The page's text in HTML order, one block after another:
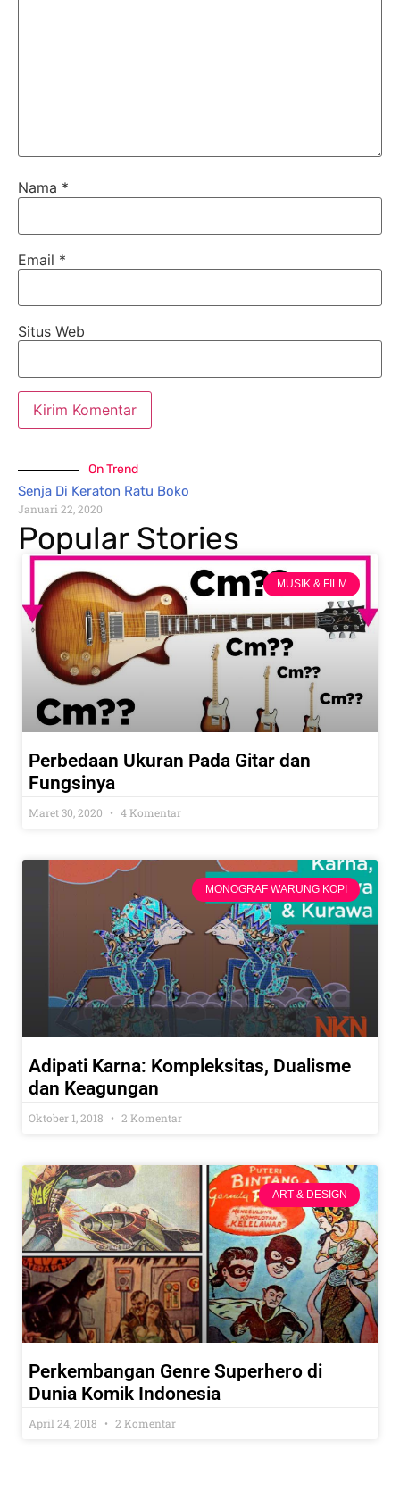
Nama *
Email *
Situs Web
On Trend
Senja Di Keraton Ratu Boko
Januari 22, 2020
Popular Stories
MUSIK & FILM
Perbedaan Ukuran Pada Gitar dan
Fungsinya
Maret 30, 2020 4 Komentar
MONOGRAF WARUNG KOPI
Adipati Karna: Kompleksitas, Dualisme
dan Keagungan
Oktober 1, 2018 2 Komentar
ART & DESIGN
Perkembangan Genre Superhero di
Dunia Komik Indonesia
April 24, 2018 2 Komentar